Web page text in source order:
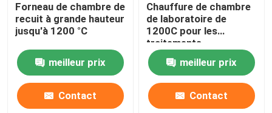
Visite de l'usine
Demandez un devis
Forneau de chambre de
recuit à grande hauteur
jusqu'à 1200 °C
meilleur prix
Contact
Chauffure de chambre
de laboratoire de
1200C pour les
traitements
thermiques
W600xD400xH400mm
meilleur prix
Contact